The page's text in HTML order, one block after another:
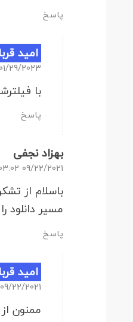
پاسخ
امید
01/29/2023 20:12
با
پاسخ
بهزاد نجفی
09/22/2021 03:02
باسلام از
مسیر
پاسخ
امید
09/22/2021 23:45
ممنون